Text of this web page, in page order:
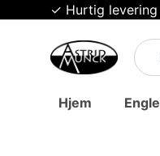
✓ Hurtig levering
Hjem Engle